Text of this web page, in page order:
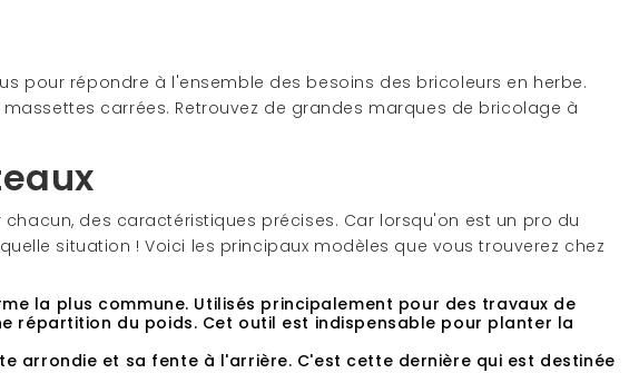
pour répondre à l'ensemble des besoins des bricoleurs en herbe.
carrées. Retrouvez de grandes marques de bricolage à
chacun, des caractéristiques précises. Car lorsqu'on est un pro du
situation ! Voici les principaux modèles que vous trouverez chez
la plus commune. Utilisés principalement pour des travaux de
répartition du poids. Cet outil est indispensable pour planter la
arrondie et sa fente à l'arrière. C'est cette dernière qui est destinée